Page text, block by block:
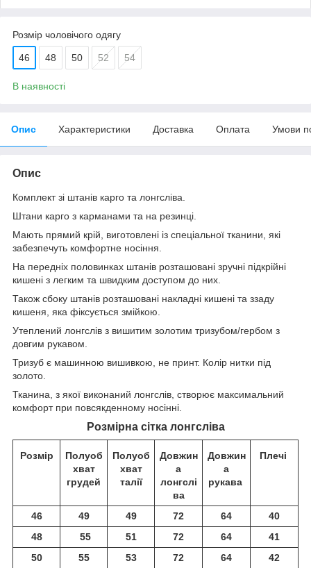
Розмір чоловічого одягу
46 48 50 52 54
В наявності
Опис Характеристики Доставка Оплата Умови
Опис
Комплект зі штанів карго та лонгсліва.
Штани карго з карманами та на резинці.
Мають прямий крій, виготовлені із спеціальної тканини, які
забезпечуть комфортне носіння.
На передніх половинках штанів розташовані зручні підкрійні
кишені з легким та швидким доступом до них.
Також сбоку штанів розташовані накладні кишені та ззаду
кишеня, яка фіксується змійкою.
Утеплений лонгслів з вишитим золотим тризубом/гербом з
довгим рукавом.
Тризуб є машинною вишивкою, не принт. Колір нитки під
золото.
Тканина, з якої виконаний лонгслів, створює максимальний
комфорт при повсякденному носінні.
Розмірна сітка лонгсліва
Розмір
Полуоб
хват
грудей
Полуоб
хват
талії
Довжин
а
лонгслі
ва
Довжин
а
рукава
Плечі
46 49 49 72 64
40
48
55 51 72 64
41
50
55 53 72 64 42